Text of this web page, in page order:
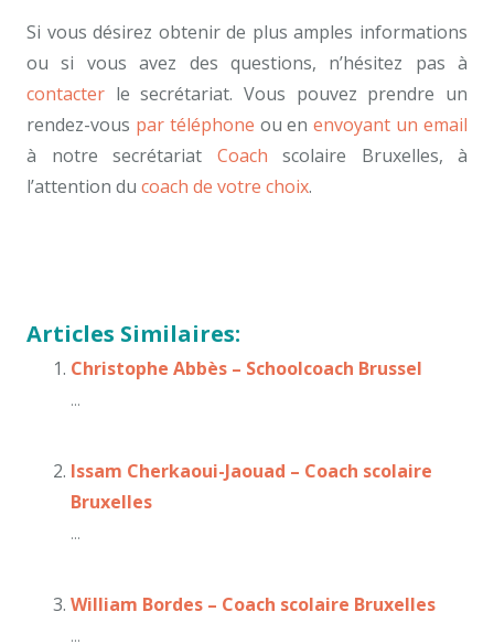
Si vous désirez obtenir de plus amples informations
ou si vous avez des questions, n’hésitez pas à
contacter le secrétariat. Vous pouvez prendre un
rendez-vous par téléphone ou enenvoyant un email
à notre secrétariat Coach scolaire Bruxelles, à
l’attention du coach de votre choix.
Articles Similaires:
Christophe Abbès – Schoolcoach Brussel
...
Issam Cherkaoui-Jaouad – Coach scolaire
Bruxelles
...
William Bordes – Coach scolaire Bruxelles
...